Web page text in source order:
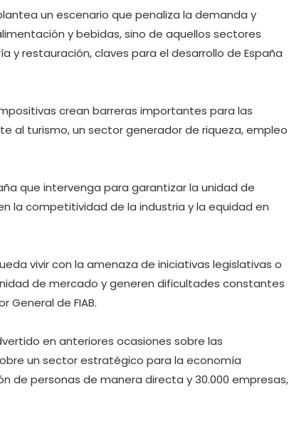
un escenario que penaliza la demanda y
y bebidas, sino de aquellos sectores
y restauración, claves para el desarrollo de España
crean barreras importantes para las
al turismo, un sector generador de riqueza, empleo
que intervenga para garantizar la unidad de
la competitividad de la industria y la equidad en
vivir con la amenaza de iniciativas legislativas o
de mercado y generen dificultades constantes
General de FIAB.
en anteriores ocasiones sobre las
un sector estratégico para la economía
de personas de manera directa y 30.000 empresas,